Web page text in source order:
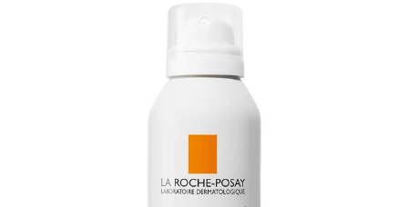
Now showing image 1 La Roche-Posay Anthelios Ultralichte